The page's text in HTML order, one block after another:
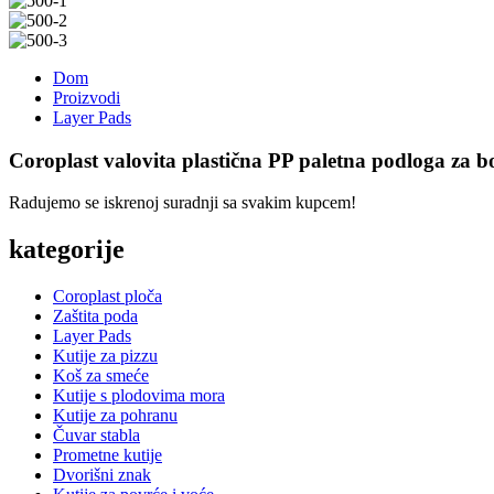
Dom
Proizvodi
Layer Pads
Coroplast valovita plastična PP paletna podloga za
Radujemo se iskrenoj suradnji sa svakim kupcem!
kategorije
Coroplast ploča
Zaštita poda
Layer Pads
Kutije za pizzu
Koš za smeće
Kutije s plodovima mora
Kutije za pohranu
Čuvar stabla
Prometne kutije
Dvorišni znak